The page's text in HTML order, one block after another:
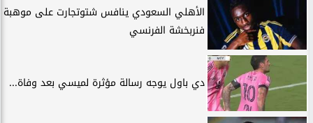
الأهلي السعودي ينافس شتوتجارت على موهبة
فنربخشة الفرنسي
دي باول يوجه رسالة مؤثرة لميسي بعد وفاة...